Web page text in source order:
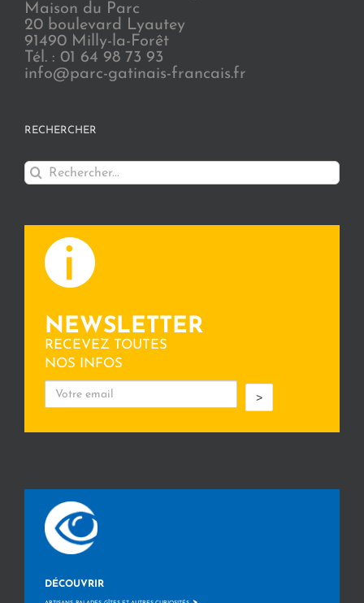
Maison du Parc
20 boulevard Lyautey
91490 Milly-la-Forêt
Tél. : 01 64 98 73 93
info@parc-gatinais-francais.fr
RECHERCHER
Rechercher:
NEWSLETTER
RECEVEZ TOUTES
NOS INFOS
>
DÉCOUVRIR